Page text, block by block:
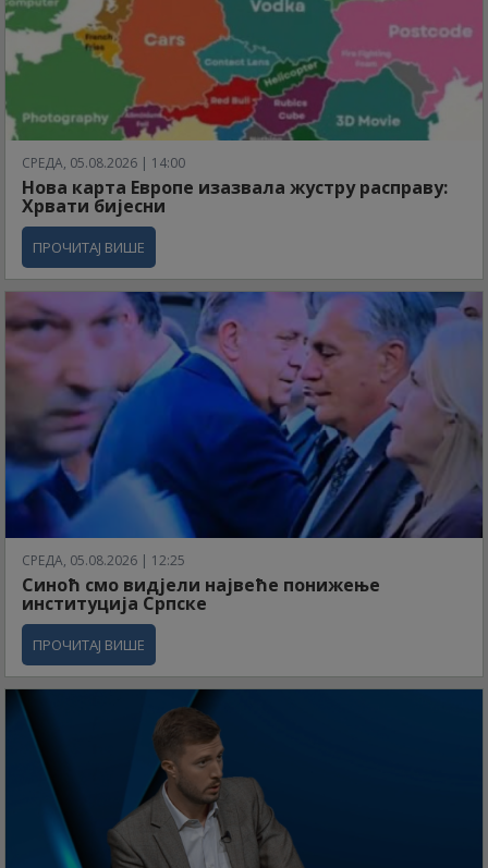
СРЕДА, 05.08.2026 | 14:00
Нова карта Европе изазвала жустру расправу:
Хрвати бијесни
ПРОЧИТАЈ ВИШЕ
СРЕДА, 05.08.2026 | 12:25
Синоћ смо видјели највеће понижење
институција Српске
ПРОЧИТАЈ ВИШЕ